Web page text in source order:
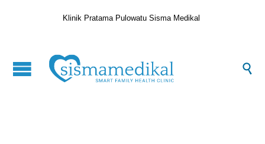
Klinik Pratama Pulowatu Sisma Medikal
